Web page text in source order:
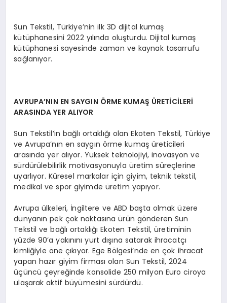
Sun Tekstil, Türkiye’nin ilk 3D dijital kumaş
kütüphanesini 2022 yılında oluşturdu. Dijital kumaş
kütüphanesi sayesinde zaman ve kaynak tasarrufu
sağlanıyor.
AVRUPA’NIN EN SAYGIN ÖRME KUMAŞ ÜRETİCİLERİ
ARASINDA YER ALIYOR
Sun Tekstil’in bağlı ortaklığı olan Ekoten Tekstil, Türkiye
ve Avrupa’nın en saygın örme kumaş üreticileri
arasında yer alıyor. Yüksek teknolojiyi, inovasyon ve
sürdürülebilirlik motivasyonuyla üretim süreçlerine
uyarlıyor. Küresel markalar için giyim, teknik tekstil,
medikal ve spor giyimde üretim yapıyor.
Avrupa ülkeleri, İngiltere ve ABD başta olmak üzere
dünyanın pek çok noktasına ürün gönderen Sun
Tekstil ve bağlı ortaklığı Ekoten Tekstil, üretiminin
yüzde 90’a yakınını yurt dışına satarak ihracatçı
kimliğiyle öne çıkıyor. Ege Bölgesi’nde en çok ihracat
yapan hazır giyim firması olan Sun Tekstil, 2024
üçüncü çeyreğinde konsolide 250 milyon Euro ciroya
ulaşarak aktif büyümesini sürdürdü.